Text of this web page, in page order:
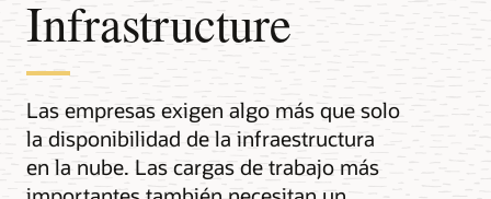
Infrastructure
Las empresas exigen algo más que solo
la disponibilidad de la infraestructura
en la nube. Las cargas de trabajo más